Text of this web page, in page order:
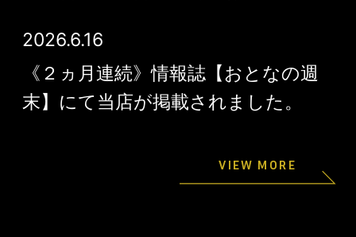
2026.6.16
《２ヵ月連続》情報誌【おとなの週
末】にて当店が掲載されました。
VIEW MORE